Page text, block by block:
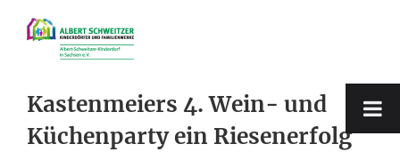
Inhalt
Kastenmeiers 4. Wein- und
Küchenparty ein Riesenerfolg